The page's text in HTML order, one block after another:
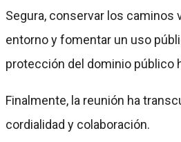
Segura, conservar los caminos
entorno y fomentar un uso
protección del dominio público
Finalmente, la reunión ha
cordialidad y colaboración.